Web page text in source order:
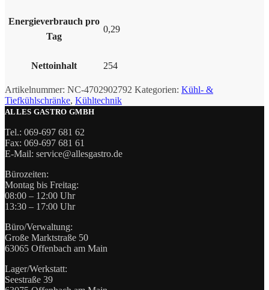
Energieverbrauch pro
Tag
0,29
Nettoinhalt 254
Artikelnummer: NC-4702902792 Kategorien: Kühl- &
Tiefkühlschränke, Kühltechnik
ALLES GASTRO GMBH
Tel.: 069-697 681 62
Fax: 069-697 681 61
E-Mail: service@allesgastro.de
Bürozeiten:
Montag bis Freitag:
08:00 – 12:00 Uhr
13:30 – 17:00 Uhr
Büro/Verwaltung:
Große Marktstraße 50
63065 Offenbach am Main
Lager/Werkstatt:
Seestraße 39